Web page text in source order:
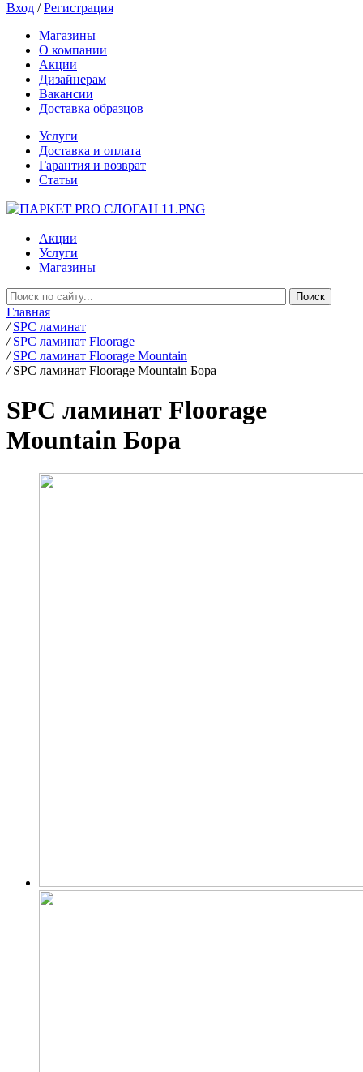
Вход /Регистрация
Магазины
О компании
Акции
Дизайнерам
Вакансии
Доставка образцов
Услуги
Доставка и оплата
Гарантия и возврат
Статьи
Акции
Услуги
Магазины
Главная
/ SPC ламинат
/ SPC ламинат Floorage
/ SPC ламинат Floorage Mountain
/ SPC ламинат Floorage Mountain Бора
SPC ламинат Floorage
Mountain Бора